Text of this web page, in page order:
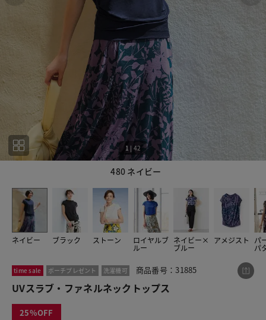
480 ネイビー
1 | 42
ネイビー ブラック ストーン ロイヤルブ
ルー
ネイビー×
ブルー
アメジスト パ
パ
time sale ポーチプレゼント 洗濯機可 商品番号：31885
UVスラブ・ファネルネックトップス
25
この商品をシェアする